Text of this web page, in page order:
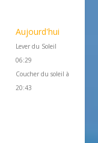
Aujourd'hui
Lever du Soleil
06:29
Coucher du soleil à
20:43